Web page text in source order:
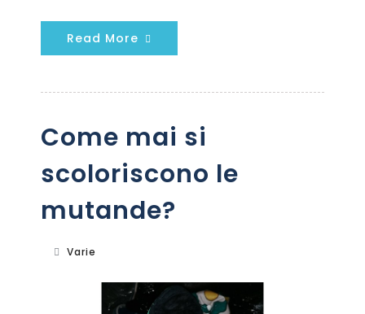
Read More
Come mai si
scoloriscono le
mutande?
Varie